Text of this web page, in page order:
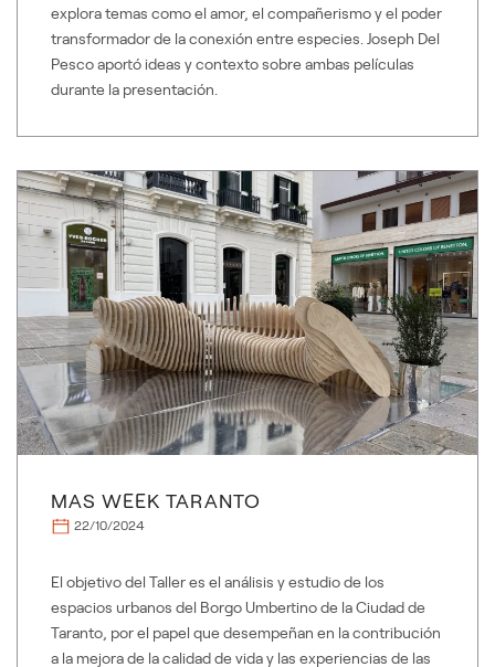
explora temas como el amor, el compañerismo y el poder
transformador de la conexión entre especies. Joseph Del
Pesco aportó ideas y contexto sobre ambas películas
durante la presentación.
MAS WEEK TARANTO
22/10/2024
El objetivo del Taller es el análisis y estudio de los
espacios urbanos del Borgo Umbertino de la Ciudad de
Taranto, por el papel que desempeñan en la contribución
a la mejora de la calidad de vida y las experiencias de las